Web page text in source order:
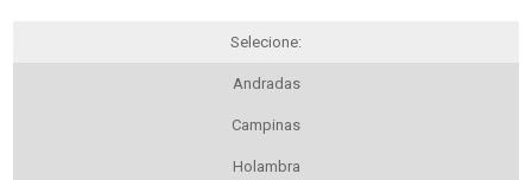
Selecione:
Andradas
Campinas
Holambra